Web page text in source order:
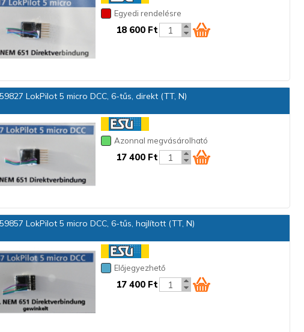
Egyedi rendelésre
18 600 Ft
LokPilot 5 micro DCC, 6-tűs, direkt (TT, N)
Azonnal megvásárolható
17 400 Ft
LokPilot 5 micro DCC, 6-tűs, hajlított (TT, N)
Előjegyezhető
17 400 Ft